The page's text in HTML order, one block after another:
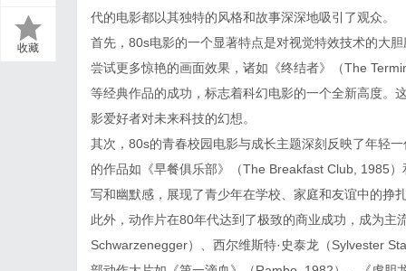
收藏
代的电影都以其独特的风格和故事深深地吸引了观众。
首先，80s电影的一个显著特点是对视觉特效技术的大
尝试更多惊艳的画面效果，诸如《终结者》（The
等经典作品的成功，标志着科幻电影的一个全新高度。
影爱好者对未来科技的幻想。
其次，80s的青春校园电影与成长主题深刻反映了年轻
的作品如《早餐俱乐部》（The Breakfast Club, 1985
写和幽默感，展现了青少年在学校、家庭和友谊中的挣
此外，动作片在80年代达到了极致的商业成功，成为主
Schwarzenegger）、西尔维斯特·史泰龙（Sylvester